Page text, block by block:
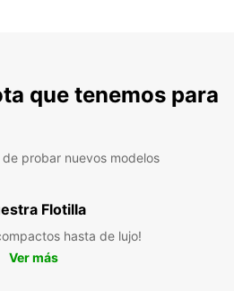
que tenemos para
probar nuevos modelos
Flotilla
hasta de lujo!
Ver más